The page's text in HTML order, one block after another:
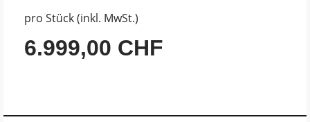
pro Stück (inkl. MwSt.)
6.999,00 CHF